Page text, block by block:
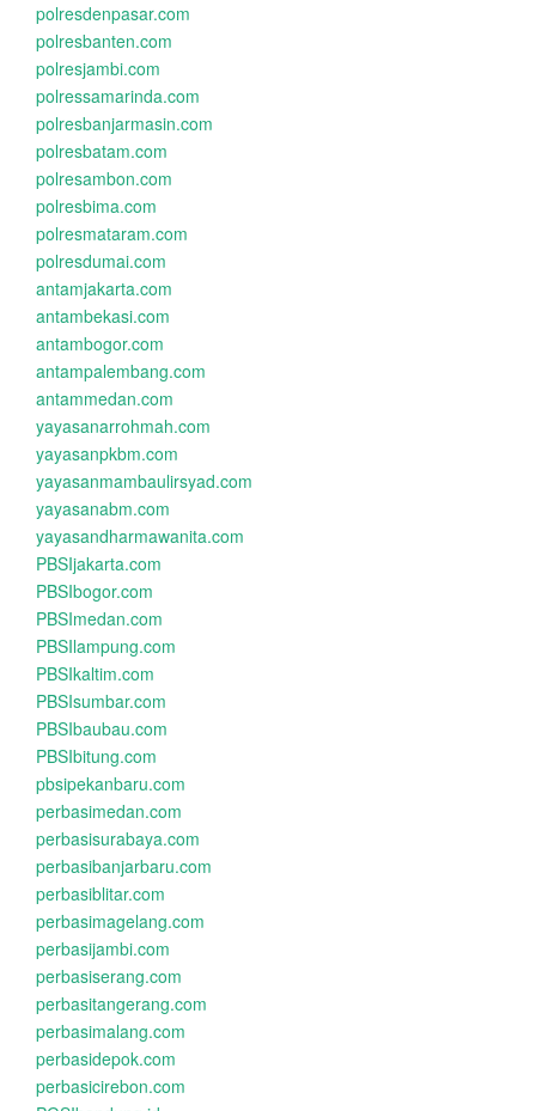
polresdenpasar.com
polresbanten.com
polresjambi.com
polressamarinda.com
polresbanjarmasin.com
polresbatam.com
polresambon.com
polresbima.com
polresmataram.com
polresdumai.com
antamjakarta.com
antambekasi.com
antambogor.com
antampalembang.com
antammedan.com
yayasanarrohmah.com
yayasanpkbm.com
yayasanmambaulirsyad.com
yayasanabm.com
yayasandharmawanita.com
PBSIjakarta.com
PBSIbogor.com
PBSImedan.com
PBSIlampung.com
PBSIkaltim.com
PBSIsumbar.com
PBSIbaubau.com
PBSIbitung.com
pbsipekanbaru.com
perbasimedan.com
perbasisurabaya.com
perbasibanjarbaru.com
perbasiblitar.com
perbasimagelang.com
perbasijambi.com
perbasiserang.com
perbasitangerang.com
perbasimalang.com
perbasidepok.com
perbasicirebon.com